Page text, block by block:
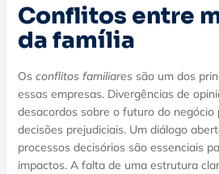
Conflitos entre
da família
Os conflitos familiaressão um dos
essas empresas. Divergências de
desacordos sobre o futuro do negócio
decisões prejudiciais. Um diálogo
processos decisórios são essenciais
impactos. A falta de uma estrutura